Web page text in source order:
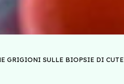
GRIGIONI SULLE BIOPSIE DI